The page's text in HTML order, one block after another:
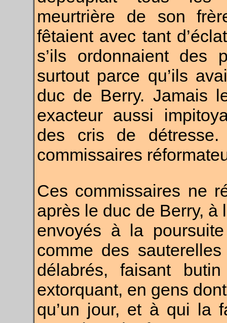
meurtrière de son
fêtaient avec tant
s’ils ordonnaient des
surtout parce qu’ils
duc de Berry. Jamais
exacteur aussi
des cris de
commissaires
Ces commissaires ne
après le duc de Berry, à
envoyés à la
comme des
délabrés, faisant
extorquant, en gens
qu’un jour, et à qui la